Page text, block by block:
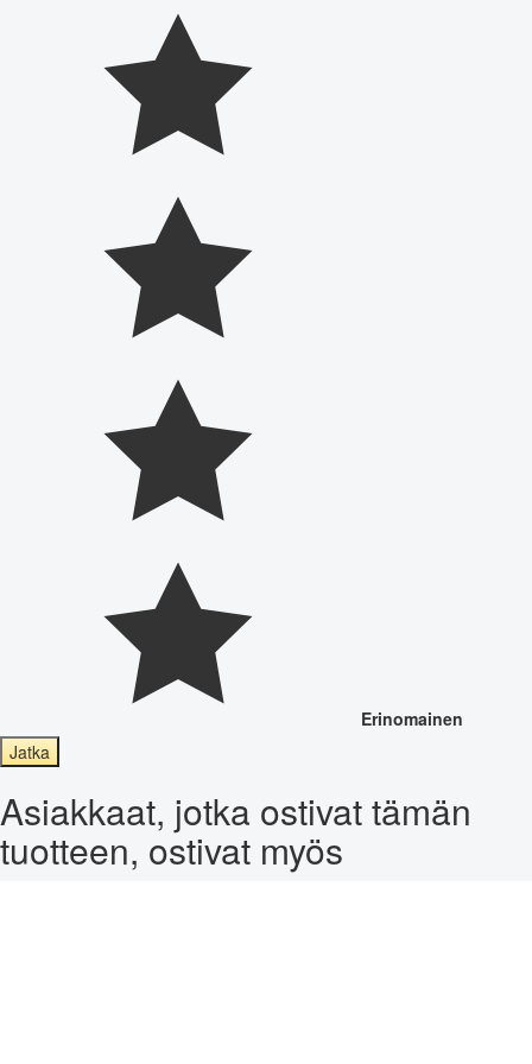
Erinomainen
Jatka
Asiakkaat, jotka ostivat tämän
tuotteen, ostivat myös